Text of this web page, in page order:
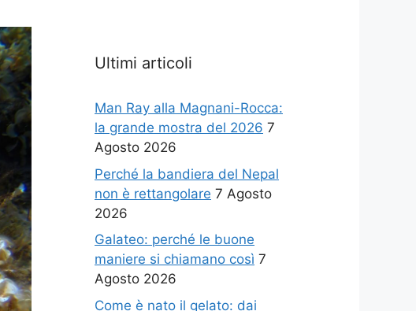
Ultimi articoli
Man Ray alla Magnani-Rocca:
la grande mostra del 2026 7
Agosto 2026
Perché la bandiera del Nepal
non è rettangolare 7 Agosto
2026
Galateo: perché le buone
maniere si chiamano così 7
Agosto 2026
Come è nato il gelato: dai